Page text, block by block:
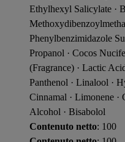
Ethylhexyl Salicylate ·
Phenylbenzimidazole
Propanol · Cocos
(Fragrance) · Lactic
Panthenol · Linalool ·
Cinnamal · Limonene ·
Alcohol · Bisabolol
Contenuto netto: 100